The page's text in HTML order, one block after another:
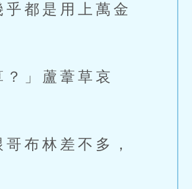
都是用上萬金
」蘆葦草哀
布林差不多，